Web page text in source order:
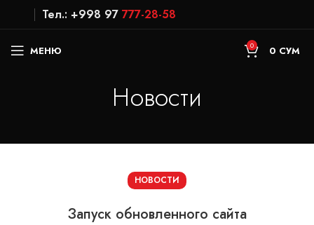
Тел.: +998 97 777-28-58
МЕНЮ 0 0 СУМ
Новости
НОВОСТИ
Запуск обновленного сайта